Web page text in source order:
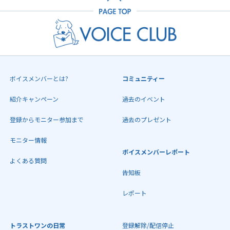
ボイスメンバーとは?
紹介キャンペーン
登録からモニター参加まで
モニター情報
よくある質問
コミュニティー
過去のイベント
過去のプレゼント
ボイスメンバーレポート
告知板
レポート
トラストワンの日常 登録解除/配信停止